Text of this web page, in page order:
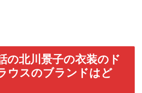
の北川景子の衣装のド
ウスのブランドはど